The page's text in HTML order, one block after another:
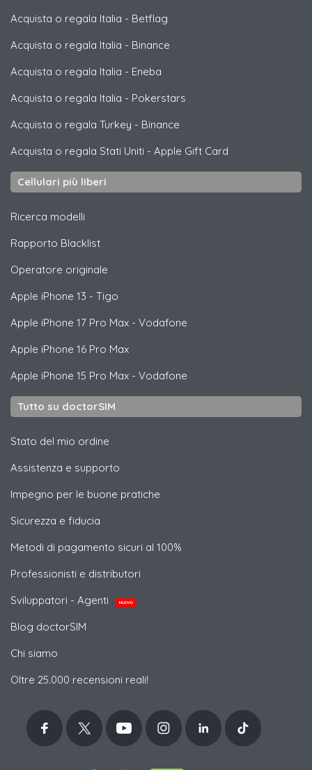
Acquista o regala Italia - Betflag
Acquista o regala Italia - Binance
Acquista o regala Italia - Eneba
Acquista o regala Italia - Pokerstars
Acquista o regala Turkey - Binance
Acquista o regala Stati Uniti - Apple Gift Card
Cellulari più liberi
Ricerca modelli
Rapporto Blacklist
Operatore originale
Apple iPhone 13 - Tigo
Apple iPhone 17 Pro Max - Vodafone
Apple iPhone 16 Pro Max
Apple iPhone 15 Pro Max - Vodafone
Tutto su doctorSIM
Stato del mio ordine
Assistenza e supporto
Impegno per le buone pratiche
Sicurezza e fiducia
Metodi di pagamento sicuri al 100%
Professionisti e distributori
Sviluppatori - Agenti
NUOVO
Blog doctorSIM
Chi siamo
Oltre 25.000 recensioni reali!